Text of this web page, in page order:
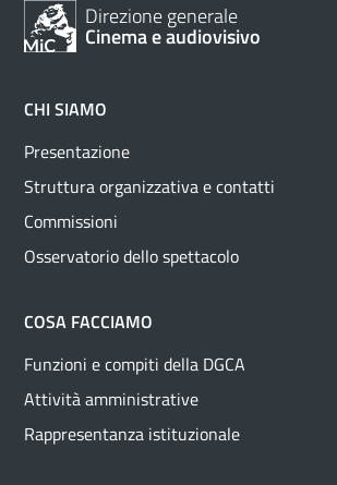
Direzione generale
Cinema e audiovisivo
CHI SIAMO
Presentazione
Struttura organizzativa e contatti
Commissioni
Osservatorio dello spettacolo
COSA FACCIAMO
Funzioni e compiti della DGCA
Attività amministrative
Rappresentanza istituzionale